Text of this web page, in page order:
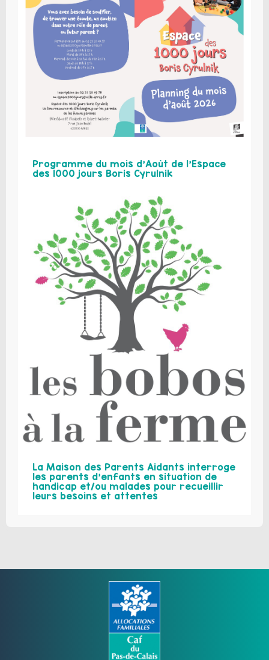
Programme du mois d’Août de l’Espace
des 1000 jours Boris Cyrulnik
La Maison des Parents Aidants interroge
les parents d’enfants en situation de
handicap et/ou malades pour recueillir
leurs besoins et attentes